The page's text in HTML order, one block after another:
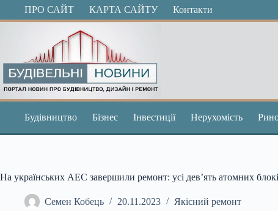
ПерейтиПРО САЙТ КАРТА САЙТУ Контакти
Будівництво Бізнес Інвестиції Нерухомість
На українських АЕС завершили ремонт: усі дев’ять атомних
Семен Кобець 20.11.2023 Якісний ремонт